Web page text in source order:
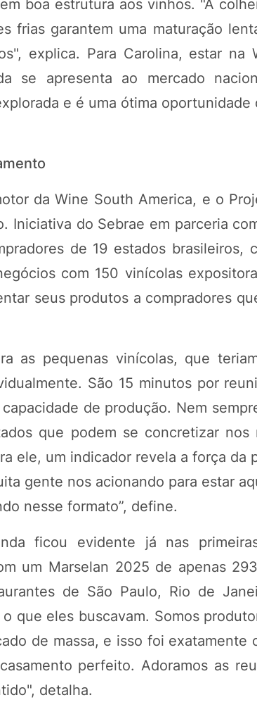
boa estrutura aos vinhos. "A
frias garantem uma maturação
explica. Para Carolina, estar na
se apresenta ao mercado
e é uma ótima
da Wine South America, e o
Iniciativa do Sebrae em parceria
de 19 estados brasileiros,
com 150 vinícolas
seus produtos a compradores
as pequenas vinícolas, que
São 15 minutos por
de produção. Nem
que podem se concretizar nos
ele, um indicador revela a força da
gente nos acionando para estar
nesse formato”, define.
ficou evidente já nas
um Marselan 2025 de apenas
de São Paulo, Rio de
que eles buscavam. Somos
de massa, e isso foi exatamente
perfeito. Adoramos as
detalha.